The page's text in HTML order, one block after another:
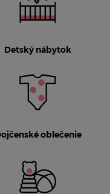
Detský nábytok
oblečenie